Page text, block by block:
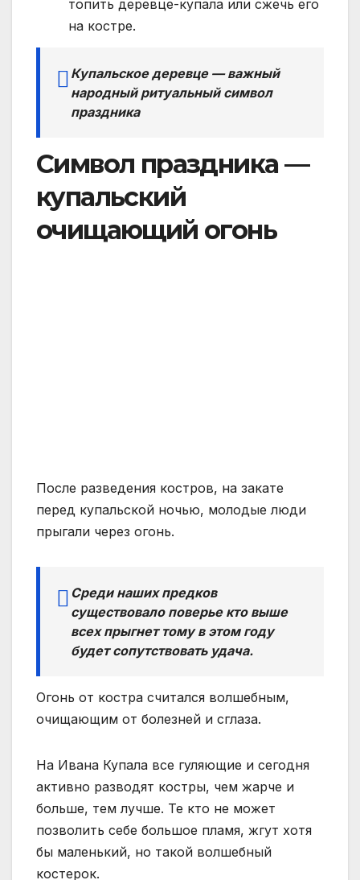
топить деревце-купала или сжечь его
на костре.
Купальское деревце — важный
народный ритуальный символ
праздника
Символ праздника —
купальский
очищающий огонь
После разведения костров, на закате
перед купальской ночью, молодые люди
прыгали через огонь.
Среди наших предков
существовало поверье кто выше
всех прыгнет тому в этом году
будет сопутствовать удача.
Огонь от костра считался волшебным,
очищающим от болезней и сглаза.
На Ивана Купала все гуляющие и сегодня
активно разводят костры, чем жарче и
больше, тем лучше. Те кто не может
позволить себе большое пламя, жгут хотя
бы маленький, но такой волшебный
костерок.